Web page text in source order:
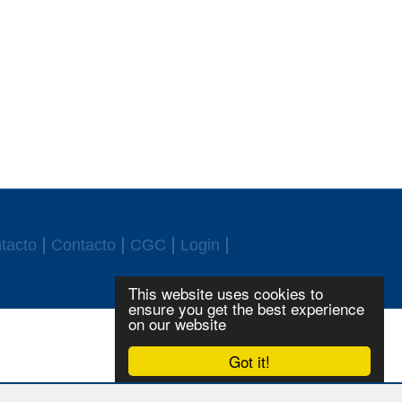
Got it!
This website uses cookies to
ensure you get the best experience
on our website
Contacto CGC Login